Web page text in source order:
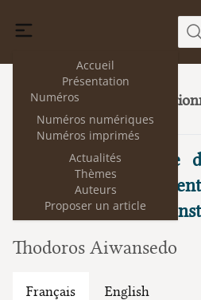
Accueil
Présentation
Numéros
Numéros numériques
Numéros imprimés
Actualités
Thèmes
Auteurs
Proposer un article
33
Le droit
(II). (juillet 2025)
La nouvelle théorie
constitutionalism :
illibéral et déni du
Thodoros Aiwansedo
Français English